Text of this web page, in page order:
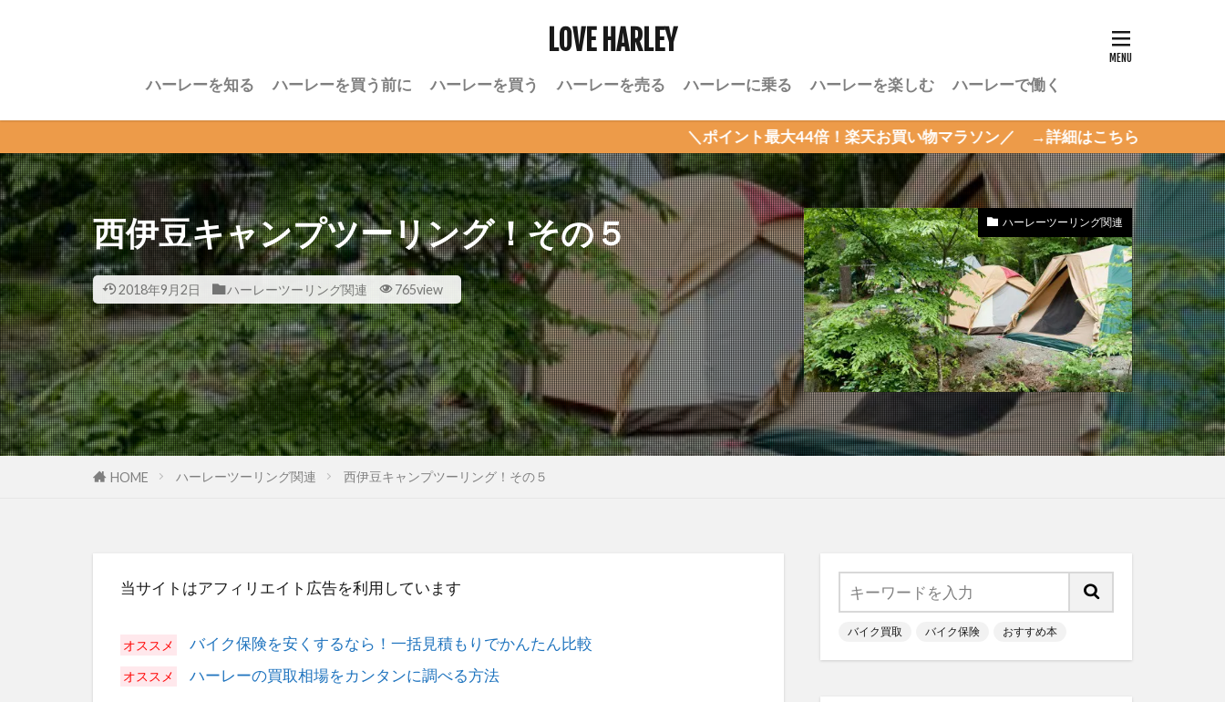
LOVE HARLEY
ハーレーを知る ハーレーを買う前に ハーレーを買う ハーレーを売る ハーレーに乗る ハーレーを楽しむ ハーレーで働く
＼ポイント最大44倍！楽天お買い物マラソン／ →詳細はこちら
西伊豆キャンプツーリング！その５
2018年9月2日 ハーレーツーリング関連 765view
ハーレーツーリング関連
HOME ハーレーツーリング関連 西伊豆キャンプツーリング！その５
当サイトはアフィリエイト広告を利用しています
バイク保険を安くするなら！一括見積もりでかんたん比較
ハーレーの買取相場をカンタンに調べる方法
バイク買取 バイク保険 おすすめ本